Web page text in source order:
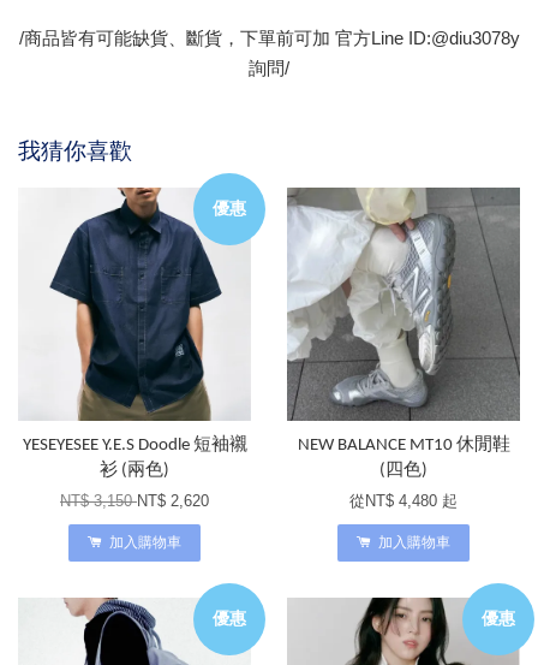
/商品皆有可能缺貨、斷貨，下單前可加 官方Line ID:@diu3078y
詢問/
我猜你喜歡
優惠
YESEYESEE Y.E.S Doodle 短袖襯
衫 (兩色)
NT$ 3,150NT$ 2,620
加入購物車
NEW BALANCE MT10 休閒鞋
(四色)
從NT$ 4,480 起
加入購物車
優惠 優惠